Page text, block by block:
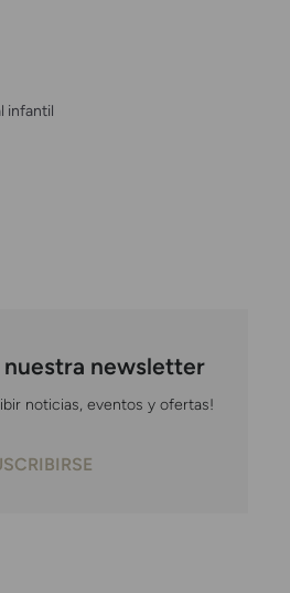
infantil
nuestra newsletter
noticias, eventos y ofertas!